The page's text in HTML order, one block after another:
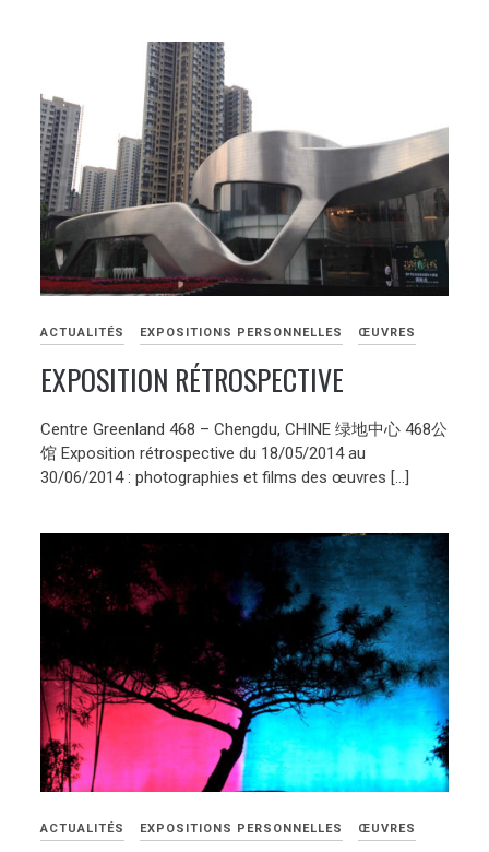
ACTUALITÉS EXPOSITIONS PERSONNELLES ŒUVRES
EXPOSITION RÉTROSPECTIVE
Centre Greenland 468 – Chengdu, CHINE 绿地中心 468公
馆 Exposition rétrospective du 18/05/2014 au
30/06/2014 : photographies et films des œuvres […]
ACTUALITÉS EXPOSITIONS PERSONNELLES ŒUVRES